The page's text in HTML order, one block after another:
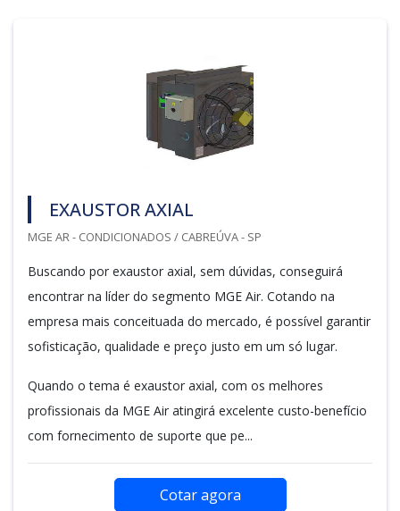
EXAUSTOR AXIAL
MGE AR - CONDICIONADOS / CABREÚVA - SP
Buscando por exaustor axial, sem dúvidas, conseguirá
encontrar na líder do segmento MGE Air. Cotando na
empresa mais conceituada do mercado, é possível garantir
sofisticação, qualidade e preço justo em um só lugar.
Quando o tema é exaustor axial, com os melhores
profissionais da MGE Air atingirá excelente custo-benefício
com fornecimento de suporte que pe...
Cotar agora